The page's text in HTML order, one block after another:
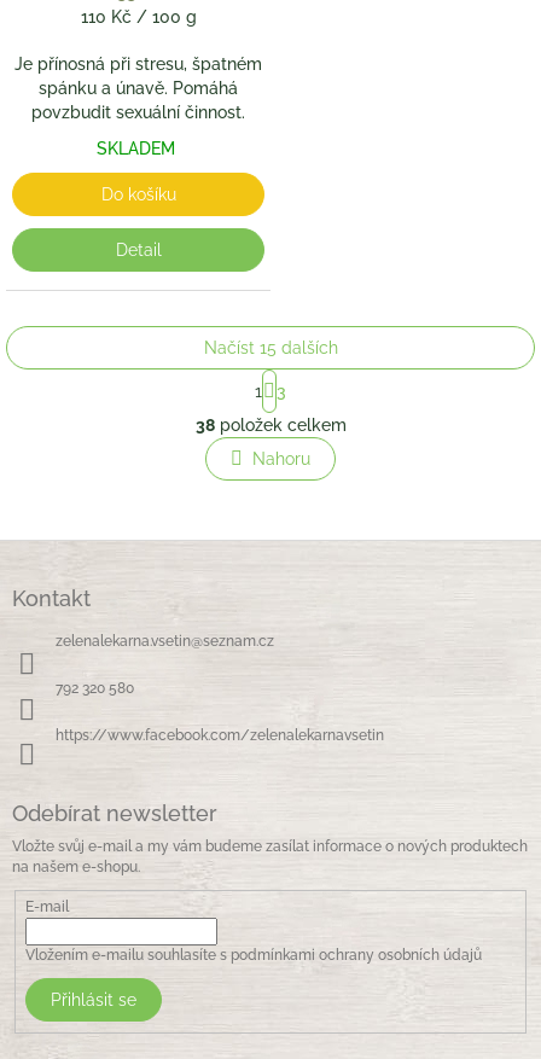
Měrná
110 Kč / 100 g
Je přínosná při stresu, špatném
spánku a únavě. Pomáhá
povzbudit sexuální činnost.
SKLADEM
Do košíku
Detail
O
v
l
á
v
ý
Načíst 15 dalších
S
t
r
á
n
k
á
1
3
38položek celkem
Nahoru
Kontakt
zelenalekarna.vsetin@seznam.cz
792 320 580
https://www.facebook.com/zelenalekarnavsetin
Odebírat newsletter
Vložte svůj e-mail a my vám budeme zasílat informace o nových produktech
na našem e-shopu.
E-mail
Vložením e-mailu souhlasíte s podmínkami ochrany osobních údajů
Přihlásit se